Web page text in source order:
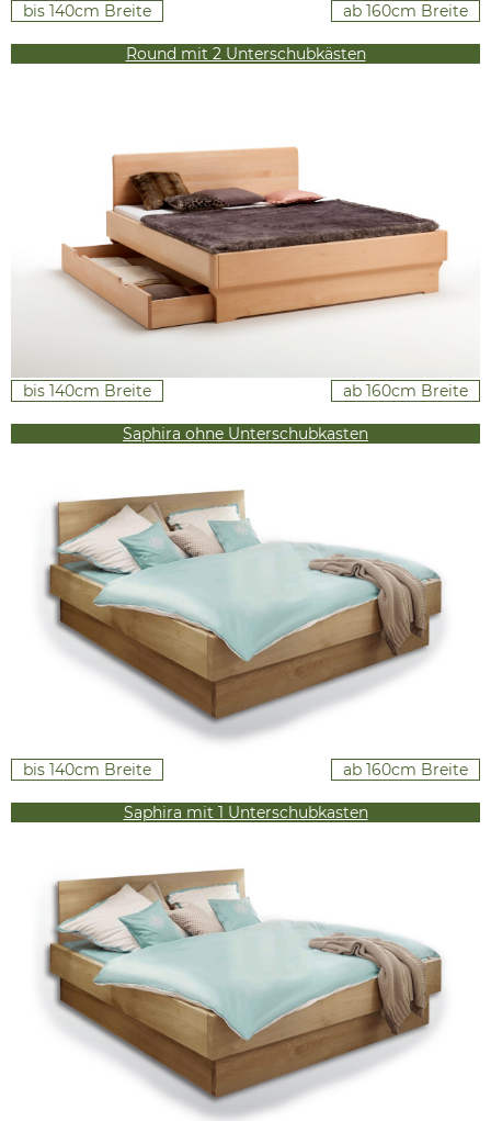
bis 140cm Breite ab 160cm Breite
Round mit 2 Unterschubkästen
bis 140cm Breite ab 160cm Breite
Saphira ohne Unterschubkasten
bis 140cm Breite ab 160cm Breite
Saphira mit 1 Unterschubkasten